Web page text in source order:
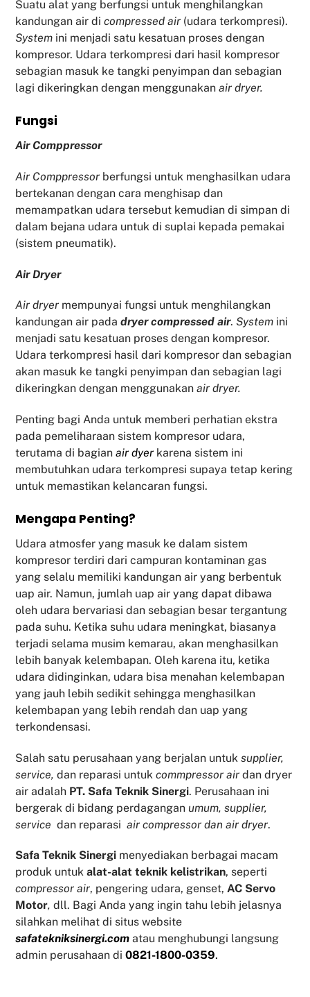
Suatu alat yang berfungsi untuk menghilangkan
kandungan air dicompressed air (udara terkompresi).
System ini menjadi satu kesatuan proses dengan
kompresor. Udara terkompresi dari hasil kompresor
sebagian masuk ke tangki penyimpan dan sebagian
lagi dikeringkan dengan menggunakan air dryer.
Fungsi
Air Comppressor
Air Comppressor berfungsi untuk menghasilkan udara
bertekanan dengan cara menghisap dan
memampatkan udara tersebut kemudian di simpan di
dalam bejana udara untuk di suplai kepada pemakai
(sistem pneumatik).
Air Dryer
Air dryer mempunyai fungsi untuk menghilangkan
kandungan air padadryer compressed air.System ini
menjadi satu kesatuan proses dengan kompresor.
Udara terkompresi hasil dari kompresor dan sebagian
akan masuk ke tangki penyimpan dan sebagian lagi
dikeringkan dengan menggunakanair dryer.
Penting bagi Anda untuk memberi perhatian ekstra
pada pemeliharaan sistem kompresor udara,
terutama di bagianair dyer karena sistem ini
membutuhkan udara terkompresi supaya tetap kering
untuk memastikan kelancaran fungsi.
Mengapa Penting?
Udara atmosfer yang masuk ke dalam sistem
kompresor terdiri dari campuran kontaminan gas
yang selalu memiliki kandungan air yang berbentuk
uap air. Namun, jumlah uap air yang dapat dibawa
oleh udara bervariasi dan sebagian besar tergantung
pada suhu. Ketika suhu udara meningkat, biasanya
terjadi selama musim kemarau, akan menghasilkan
lebih banyak kelembapan. Oleh karena itu, ketika
udara didinginkan, udara bisa menahan kelembapan
yang jauh lebih sedikit sehingga menghasilkan
kelembapan yang lebih rendah dan uap yang
terkondensasi.
Salah satu perusahaan yang berjalan untuksupplier,
service, dan reparasi untukcommpressor air dan dryer
air adalah PT. Safa Teknik Sinergi. Perusahaan ini
bergerak di bidang perdaganganumum, supplier,
service dan reparasiair compressor dan air dryer.
Safa Teknik Sinergi menyediakan berbagai macam
produk untukalat-alat teknik kelistrikan, seperti
compressor air, pengering udara, genset,AC Servo
Motor, dll. Bagi Anda yang ingin tahu lebih jelasnya
silahkan melihat di situs website
safatekniksinergi.com atau menghubungi langsung
admin perusahaan di0821-1800-0359.